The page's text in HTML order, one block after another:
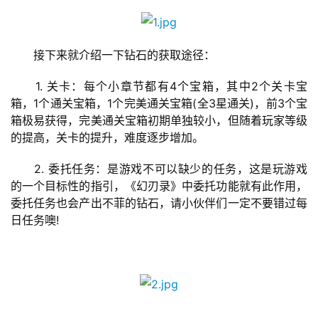
页
原
创
接下来就介绍一下钻石的获取途径：
1. 关卡：每个小章节都有4个宝箱，其中2个关卡宝
箱，1个通关宝箱，1个完美通关宝箱(全3星通关)，前3个宝
箱极易获得，完美通关宝箱初期单独较小，但随着玩家等级
的提高，关卡的提升，难度逐步增加。
2. 委托任务：是游戏不可以缺少的任务，这是玩游戏
的一个目标性的指引，《幻刃录》中委托功能就有此作用，
委托任务也会产出不菲的钻石，请小伙伴们一定不要错过每
日任务噢!